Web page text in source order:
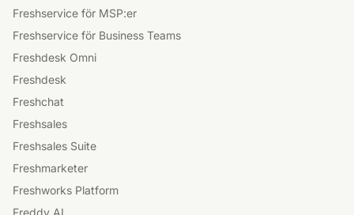
Freshservice för MSP:er
Freshservice för Business Teams
Freshdesk Omni
Freshdesk
Freshchat
Freshsales
Freshsales Suite
Freshmarketer
Freshworks Platform
Freddy AI